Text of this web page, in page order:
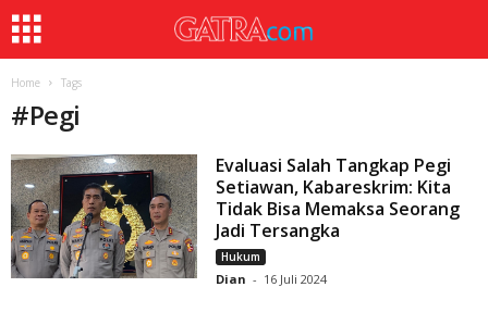
Home Tags
#Pegi
Evaluasi Salah Tangkap Pegi
Setiawan, Kabareskrim: Kita
Tidak Bisa Memaksa Seorang
Jadi Tersangka
Hukum
Dian - 16 Juli 2024